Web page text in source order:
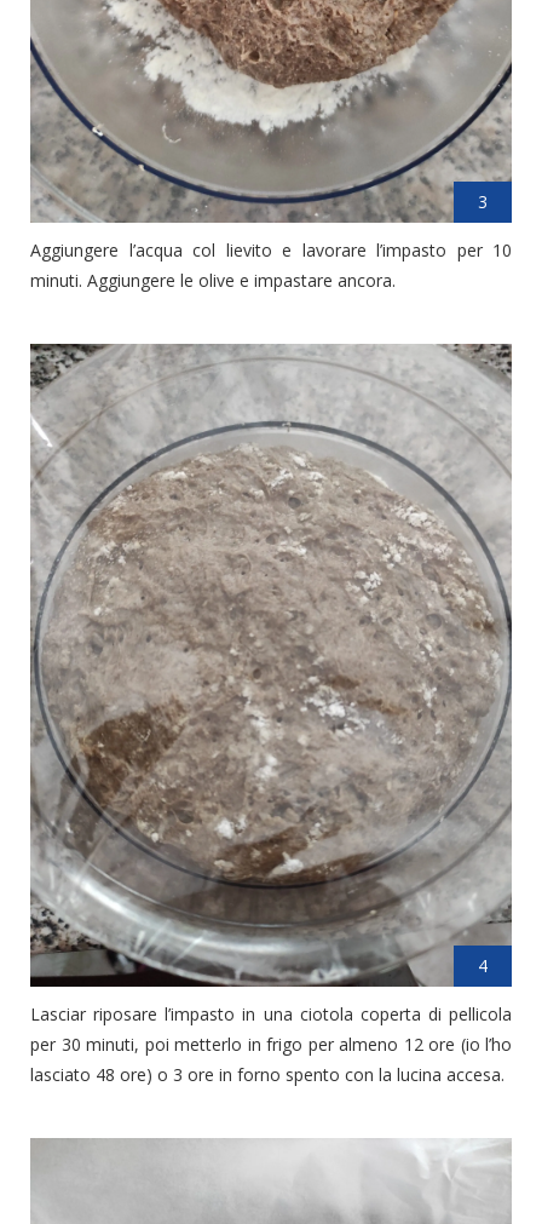
3
Aggiungere l’acqua col lievito e lavorare l’impasto per 10
minuti. Aggiungere le olive e impastare ancora.
4
Lasciar riposare l’impasto in una ciotola coperta di pellicola
per 30 minuti, poi metterlo in frigo per almeno 12 ore (io l’ho
lasciato 48 ore) o 3 ore in forno spento con la lucina accesa.